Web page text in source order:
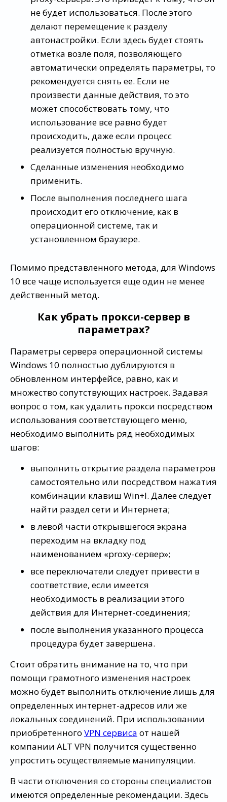
не будет использоваться. После этого
делают перемещение к разделу
автонастройки. Если здесь будет стоять
отметка возле поля, позволяющего
автоматически определять параметры, то
рекомендуется снять ее. Если не
произвести данные действия, то это
может способствовать тому, что
использование все равно будет
происходить, даже если процесс
реализуется полностью вручную.
Сделанные изменения необходимо
применить.
После выполнения последнего шага
происходит его отключение, как в
операционной системе, так и
установленном браузере.
Помимо представленного метода, для Windows
10 все чаще используется еще один не менее
действенный метод.
Как убрать прокси-сервер в
параметрах?
Параметры сервера операционной системы
Windows 10 полностью дублируются в
обновленном интерфейсе, равно, как и
множество сопутствующих настроек. Задавая
вопрос о том, как удалить прокси посредством
использования соответствующего меню,
необходимо выполнить ряд необходимых
шагов:
выполнить открытие раздела параметров
самостоятельно или посредством нажатия
комбинации клавиш Win+I. Далее следует
найти раздел сети и Интернета;
в левой части открывшегося экрана
переходим на вкладку под
наименованием «proxy-сервер»;
все переключатели следует привести в
соответствие, если имеется
необходимость в реализации этого
действия для Интернет-соединения;
после выполнения указанного процесса
процедура будет завершена.
Стоит обратить внимание на то, что при
помощи грамотного изменения настроек
можно будет выполнить отключение лишь для
определенных интернет-адресов или же
локальных соединений. При использовании
приобретенного VPN сервиса от нашей
компании ALT VPN получится существенно
упростить осуществляемые манипуляции.
В части отключения со стороны специалистов
имеются определенные рекомендации. Здесь